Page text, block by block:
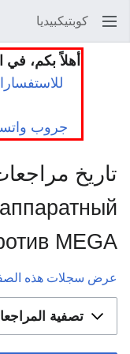
كوبتيكبيديا
أهلاً بكم، في
للاستفسارات
جروب واتساب
против
سجلات هذه الصفحة
تصفية المراجعات